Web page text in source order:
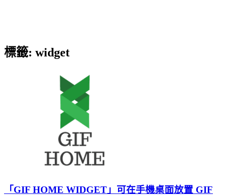
標籤: widget
「GIF HOME WIDGET」可在手機桌面放置 GIF